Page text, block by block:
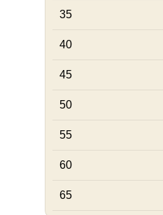
35
40
45
50
55
60
65